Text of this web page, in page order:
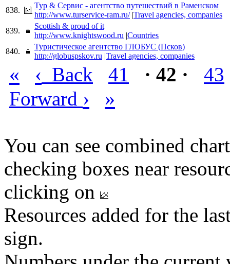
838.
Тур & Сервис - агентство путешествий в Раменском
http://www.turservice-ram.ru/ |Travel agencies, companies
839.
Scottish & proud of it
http://www.knightswood.ru |Countries
840.
Туристическое агентство ГЛОБУС (Псков)
http://globuspskov.ru |Travel agencies, companies
« ‹ Back 41 · 42 ·
43
Forward › »
You can see combined
checking boxes near
clicking on
Resources added for the
sign.